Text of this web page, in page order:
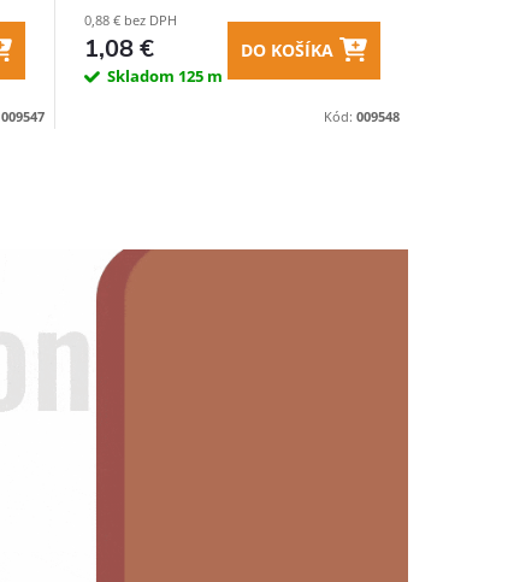
009547
0,88 € bez DPH
1,08 €
Skladom 125 m
DO KOŠÍKA
Kód: 009548